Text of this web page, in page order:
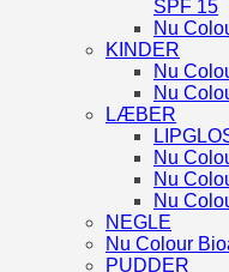
SPF 15
Nu
KINDER
Nu
Nu
LÆBER
Nu
Nu
Nu
NEGLE
Nu Colour
PUDDER